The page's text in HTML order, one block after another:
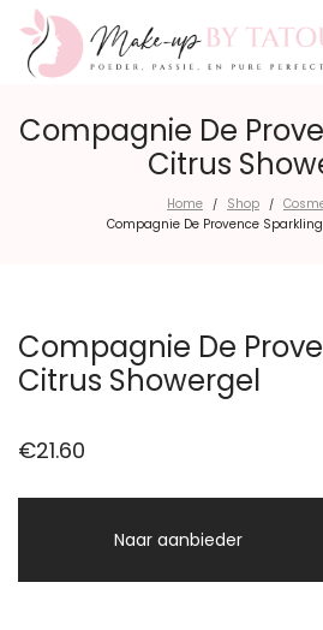
Compagnie De
Citrus
Home / Shop /
Compagnie De Provence
Compagnie De
Citrus Showergel
€21.60
Naar aanbieder